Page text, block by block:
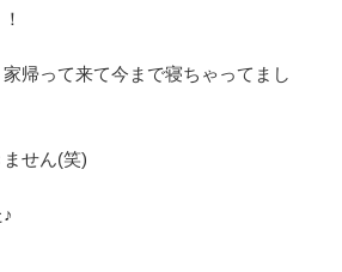
帰って来て今まで寝ちゃってまし
せん(笑)